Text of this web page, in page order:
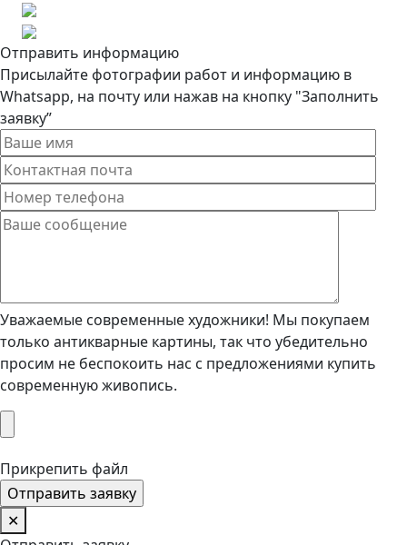
Отправить информацию
Присылайте фотографии работ и информацию в
Whatsapp, на почту или нажав на кнопку "Заполнить
заявку”
Уважаемые современные художники! Мы покупаем
только антикварные картины, так что убедительно
просим не беспокоить нас с предложениями купить
современную живопись.
Прикрепить файл
✕